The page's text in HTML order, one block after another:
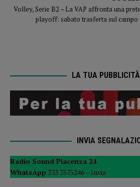
Volley, Serie B2 – La VAP affronta una
playoff: sabato trasferta sul campo
LA TUA
INVIA
Radio Sound Piacenza 24
WhatsApp 333 7575246 – Invia